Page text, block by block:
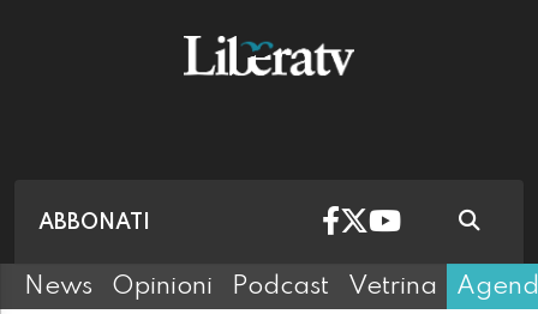
ABBONATI
News Opinioni Podcast Vetrina